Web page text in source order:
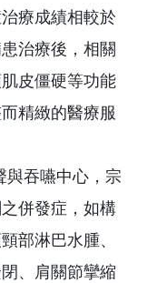
療成績相較於
治療後，相關
皮僵硬等功能
精緻的醫療服
與吞嚥中心，宗
併發症，如構
部淋巴水腫、
、肩關節攣縮